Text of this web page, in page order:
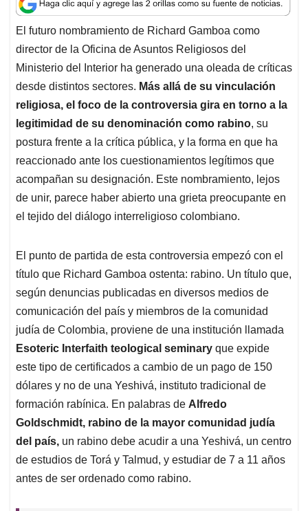
t
s
A
p
p
e
b
o
o
k
k
e
d
I
n
i
l
e
a
d
s
El futuro nombramiento de Richard Gamboa como
director de la Oficina de Asuntos Religiosos del
Ministerio del Interior ha generado una oleada de críticas
desde distintos sectores. Más allá de su vinculación
religiosa, el foco de la controversia gira en torno a la
legitimidad de su denominación como rabino, su
postura frente a la crítica pública, y la forma en que ha
reaccionado ante los cuestionamientos legítimos que
acompañan su designación. Este nombramiento, lejos
de unir, parece haber abierto una grieta preocupante en
el tejido del diálogo interreligioso colombiano.
El punto de partida de esta controversia empezó con el
título que Richard Gamboa ostenta: rabino. Un título que,
según denuncias publicadas en diversos medios de
comunicación del país y miembros de la comunidad
judía de Colombia, proviene de una institución llamada
Esoteric Interfaith teological seminary que expide
este tipo de certificados a cambio de un pago de 150
dólares y no de una Yeshivá, instituto tradicional de
formación rabínica. En palabras de Alfredo
Goldschmidt, rabino de la mayor comunidad judía
del país, un rabino debe acudir a una Yeshivá, un centro
de estudios de Torá y Talmud, y estudiar de 7 a 11 años
antes de ser ordenado como rabino.